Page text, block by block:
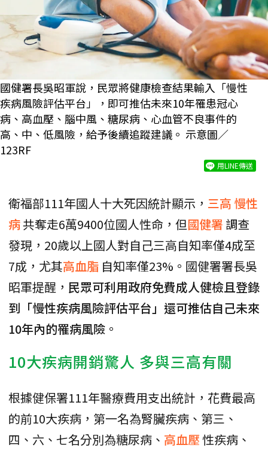
國健署長吳昭軍說，民眾將健康檢查結果輸入「慢性
疾病風險評估平台」，即可推估未來10年罹患冠心
病、高血壓、腦中風、糖尿病、心血管不良事件的
高、中、低風險，給予後續追蹤建議。 示意圖／
123RF
用LINE傳送
衛福部111年國人十大死因統計顯示， 三高 慢性
病共奪走6萬9400位國人性命，但國健署 調查
發現，20歲以上國人對自己三高自知率僅4成至
7成，尤其高血脂 自知率僅23%。國健署署長吳
昭軍提醒， 民眾可利用政府免費成人健檢且登錄
到「慢性疾病風險評估平台」還可推估自己未來
10年內的罹病風險 。
10大疾病開銷驚人 多與三高有關
根據健保署111年醫療費用支出統計，花費最高
的前10大疾病，第一名為腎臟疾病、第三、
四、六、七名分別為糖尿病、 高血壓性疾病、